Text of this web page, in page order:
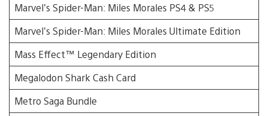
Marvel’s Spider-Man: Miles Morales PS4 & PS5
Marvel’s Spider-Man: Miles Morales Ultimate Edition
Mass Effect™ Legendary Edition
Megalodon Shark Cash Card
Metro Saga Bundle